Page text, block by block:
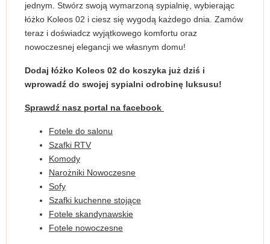
jednym. Stwórz swoją wymarzoną sypialnię, wybierając
łóżko Koleos 02 i ciesz się wygodą każdego dnia. Zamów
teraz i doświadcz wyjątkowego komfortu oraz
nowoczesnej elegancji we własnym domu!
Dodaj łóżko Koleos 02 do koszyka już dziś i
wprowadź do swojej sypialni odrobinę luksusu!
Sprawdź nasz portal na facebook
Fotele do salonu
Szafki RTV
Komody
Narożniki Nowoczesne
Sofy
Szafki kuchenne stojące
Fotele skandynawskie
Fotele nowoczesne